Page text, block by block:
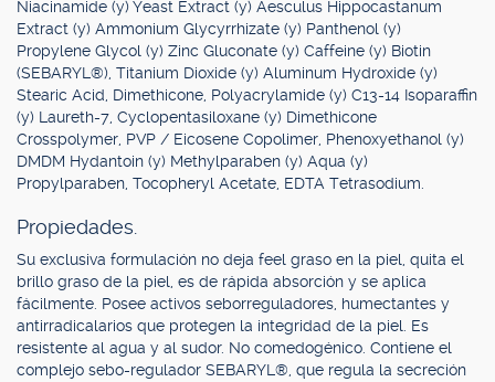
Niacinamide (y) Yeast Extract (y) Aesculus Hippocastanum
Extract (y) Ammonium Glycyrrhizate (y) Panthenol (y)
Propylene Glycol (y) Zinc Gluconate (y) Caffeine (y) Biotin
(SEBARYL®), Titanium Dioxide (y) Aluminum Hydroxide (y)
Stearic Acid, Dimethicone, Polyacrylamide (y) C13-14 Isoparaffin
(y) Laureth-7, Cyclopentasiloxane (y) Dimethicone
Crosspolymer, PVP / Eicosene Copolimer, Phenoxyethanol (y)
DMDM Hydantoin (y) Methylparaben (y) Aqua (y)
Propylparaben, Tocopheryl Acetate, EDTA Tetrasodium.
Propiedades.
Su exclusiva formulación no deja feel graso en la piel, quita el
brillo graso de la piel, es de rápida absorción y se aplica
fácilmente. Posee activos seborreguladores, humectantes y
antirradicalarios que protegen la integridad de la piel. Es
resistente al agua y al sudor. No comedogénico. Contiene el
complejo sebo-regulador SEBARYL®, que regula la secreción